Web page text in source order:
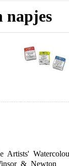
napjes
& Newton
Artists'
& Newton